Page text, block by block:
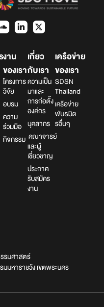
งาน
ของเรา
โครงการ
วิจัย
อบรม
ความ
ร่วมมือ
กิจกรรม
เกี่ยว
กับเรา
ความเป็น
มาและ
การก่อตั้ง
องค์กร
บุคลากร
คณาจารย์
และผู้
เชี่ยวชาญ
ประกาศ
รับสมัคร
งาน
เครือข่าย
ของเรา
SDSN
Thailand
เครือข่าย
พันธมิต
รอื่นๆ
รมศาสตร์
มหาราชวัง เขตพระนคร